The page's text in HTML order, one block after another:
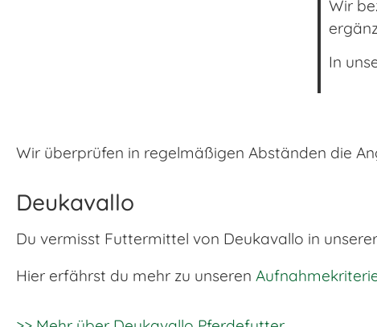
Wir
In
Wir überprüfen in regelmäßigen Abständen die
Deukavallo
Du vermisst Futtermittel von Deukavallo in
Hier erfährst du mehr zu unseren